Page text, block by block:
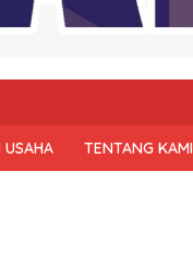
USAHA TENTANG KAMI